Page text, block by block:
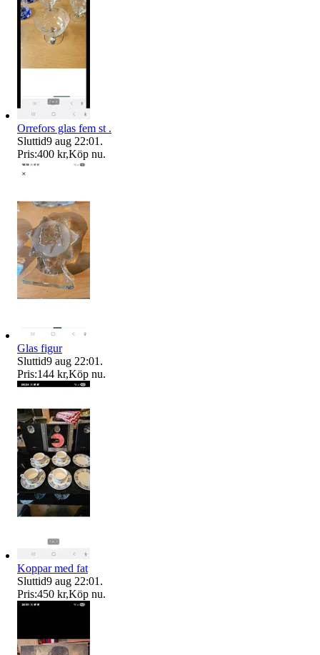
Orrefors glas fem st .
Sluttid9 aug 22:01 .
Pris:400 kr,Köp nu.
Glas figur
Sluttid9 aug 22:01 .
Pris:144 kr,Köp nu.
Koppar med fat
Sluttid9 aug 22:01 .
Pris:450 kr,Köp nu.